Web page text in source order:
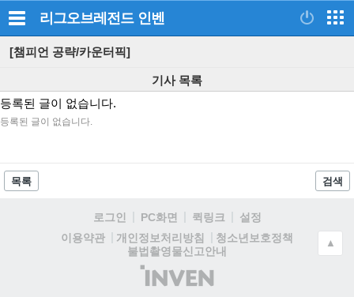
리그오브레전드 인벤
[챔피언 공략/카운터픽]
기사 목록
등록된 글이 없습니다.
등록된 글이 없습니다.
목록 검색
로그인 PC화면 퀵링크
설정
이용약관
개인정보처리방침
청소년보호정책
불법촬영물신고안내
(주)
인
▲